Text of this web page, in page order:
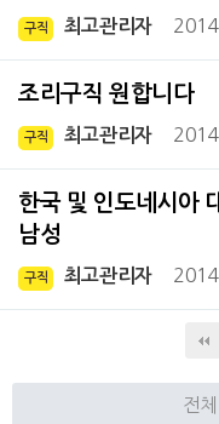
구직 최고관리자
조리구직 원합니다
구직 최고관리자
한국 및 인도네시아
남성
구직 최고관리자
전